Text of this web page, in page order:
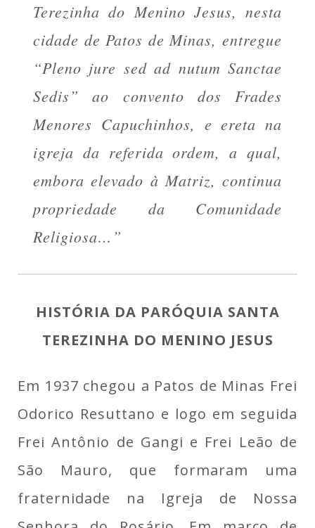
Terezinha do Menino Jesus, nesta
cidade de Patos de Minas, entregue
“Pleno jure sed ad nutum Sanctae
Sedis” ao convento dos Frades
Menores Capuchinhos, e ereta na
igreja da referida ordem, a qual,
embora elevado à Matriz, continua
propriedade da Comunidade
Religiosa…”
HISTÓRIA DA PARÓQUIA SANTA
TEREZINHA DO MENINO JESUS
Em 1937 chegou a Patos de Minas Frei
Odorico Resuttano e logo em seguida
Frei Antônio de Gangi e Frei Leão de
São Mauro, que formaram uma
fraternidade na Igreja de Nossa